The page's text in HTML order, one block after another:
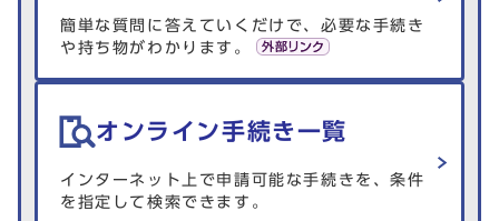
簡単な質問に答えていくだけで、必要な手続き
や持ち物がわかります。
オンライン手続き一覧
インターネット上で申請可能な手続きを、条件
を指定して検索できます。